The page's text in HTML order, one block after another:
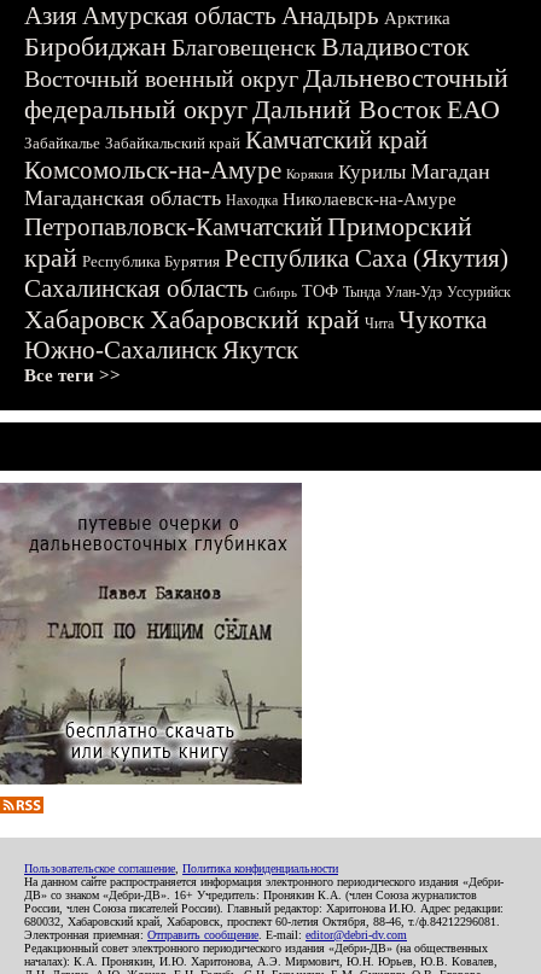
АзияАмурская область Анадырь Арктика
БиробиджанБлаговещенскВладивосток
Восточный военный округДальневосточный
федеральный округДальний ВостокЕАО
Забайкалье Забайкальский край Камчатский край
Комсомольск-на-Амуре Корякия Курилы Магадан
Магаданская область Находка Николаевск-на-Амуре
Петропавловск-КамчатскийПриморский
край Республика Бурятия Республика Саха (Якутия)
Сахалинская область Сибирь ТОФ Тында Улан-Удэ Уссурийск
ХабаровскХабаровский край Чита Чукотка
Южно-СахалинскЯкутск
Все теги >>
Пользовательское соглашение Политика конфиденциальности
На данном сайте распространяется информация электронного периодического издания «Дебри-
ДВ» со знаком «Дебри-ДВ». 16+ Учредитель: Пронякин К.А. (член Союза журналистов
России, член Союза писателей России). Главный редактор: Харитонова И.Ю. Адрес редакции:
680032, Хабаровский край, Хабаровск, проспект 60-летия Октября, 88-46, т./ф.84212296081.
Электронная приемная: Отправить сообщение . E-mail: editor@debri-dv.com
Редакционный совет электронного периодического издания «Дебри-ДВ» (на общественных
началах): К.А. Пронякин, И.Ю. Харитонова, А.Э. Мирмович, Ю.Н. Юрьев, Ю.В. Ковалев,